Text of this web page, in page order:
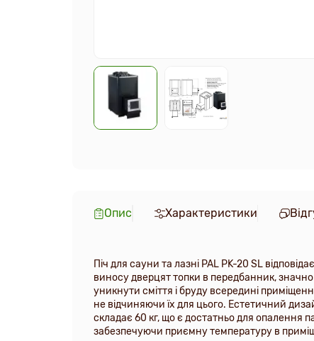
Опис Характеристики
Піч для сауни та лазні PAL PK-20 SL
виносу дверцят топки в передбанник,
уникнути сміття і бруду всередині
не відчиняючи їх для цього. Естетичний
складає 60 кг, що є достатньо для опалення
забезпечуючи приємну температуру в